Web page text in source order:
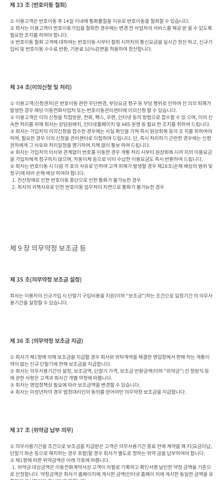
제 33 조 (번호이동 철회)
① 이용고객은 번호이동 후 14일 이내에 통화품질을 이유로 번호이동을 철회할 수 있습니다.
② 회사는 이용고객이 번호이동가입을 철회한 경우에는 변경 전 사업자의 서비스를 제공 받 을 수 있도록
필요한 조치를 하여야 합니다.
③ 번호이동 철회 고객에 대하여는 번호이동 시부터 철회 시까지의 통신요금을 실시간 정산 하고, 신규가
입비 및 번호이동 수수료 반환, 기본료 50%감면을 적용하여 정산합니다.
제 34 조(이의신청 및 처리)
① 이용고객(신청권자)은 번호이동 관련 무단변경, 부당요금 청구 등 부당 행위로 인하여 선 의의 피해가
발생한 경우 해당 이동전화사업자 또는 번호이동관리센터에 이의신청 할 수 있습니다.
② 이용고객은 이의 신청을 직접방문, 전화, 팩스, 우편, 인터넷 등의 방법으로 접수할 수 있 으며, 이의 신
속한 처리를 위해 회사는 상담원배치, 인터넷홈페이지 및 ARS 운영 등 필요 한 조치를 취하여 드립니다.
③ 회사는 가입자의 이의신청을 접수한 경우에는 사실 확인을 거쳐 즉시 원상회복 등의 조 치를 취하여야
하며, 필요한 경우 이의 신청을 관리센터로 이첩하여 드립니다. 단, 즉시 처리하기 곤란한 경우에는 신청
권자에게 그 사유와 처리일정을 명기하여 지체 없이 통보 하여 드립니다.
④ 회사는 가입자의 의사와 관계없이 번호를 이동한 경우 개통 처리 시부터 원상회복 시까 지의 이용요금
을 가입자에게 청구하지 않으며, 자동이체 등으로 이미 수납한 이용요금도 즉시 반환하여 드립니다.
⑤ 회사는 번호이동 시 다음 각 호의 사유로 인하여 고객 피해가 발생할 경우 제28조(손해 배상의 범위 및
청구)에 따라 손해 배상 하여야 합니다.
  2. 회사의 귀책사유로 인한 번호이동 업무처리 지연으로 통화가 불가능한 경우
제 9 장 의무약정 보조금 등
제 35 조(의무약정 보조금 설정)
회사는 이용자의 신규가입 시 단말기 구입비용을 지원(이하 “보조금”)하는 조건으로 일정기간 의 의무사
용기간을 설정할 수 있습니다.
제 36 조 (의무약정 보조금 지급)
① 회사가 제1항에 의해 보조금을 지급할 경우 회사와 위탁계약을 체결한 영업장에서 판매 하는 개통이
력이 없는 신규 단말기에 한해 보조금을 지급합니다.
② 회사는 의무사용기간의 설정, 보조금액, 단말기 가격, 보조금 반환금액(이하 “위약금”) 산 정방식 등
에 관한 사항은 고객과 회사간 개별 약정에 따릅니다.
③ 회사는 영업정책상 필요에 따라 보조금액을 변경할 수 있습니다.
④ 회사는 미성년자의 경우 법정대리인의 동의를 얻어야만 의무약정 보조금을 지급합니다.
제 37 조 (위약금 납부 의무)
① 의무사용기간을 조건으로 보조금을 지급받은 고객은 의무사용기간 종료 전에 계약을 해 지(요금미납,
단말기 파손 등으로 해지하는 경우 포함)할 경우 회사가 별도로 정하는 위약 금을 납부하여야 합니다.
② 제1항에 따른 위약금액은 아래 각호에 따릅니다.
로 산정합니다. 약정금액은 회사가 홈페이지에 게시한 금액(인터넷 홈페이 지에 게시한 동일한 금액을 유